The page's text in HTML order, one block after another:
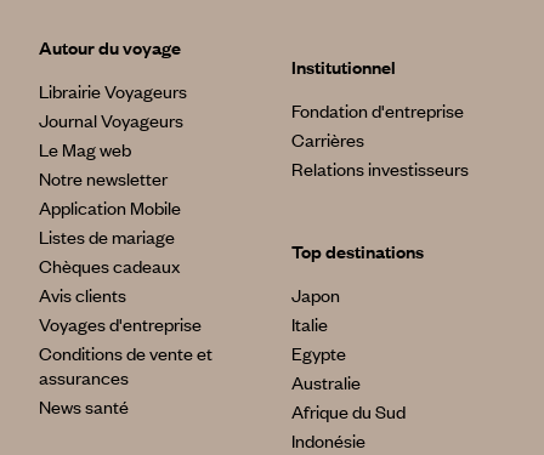
Autour du voyage
Librairie Voyageurs
Journal Voyageurs
Le Mag web
Notre newsletter
Application Mobile
Listes de mariage
Chèques cadeaux
Avis clients
Voyages d'entreprise
Conditions de vente et
assurances
News santé
Institutionnel
Fondation d'entreprise
Carrières
Relations investisseurs
Top destinations
Japon
Italie
Egypte
Australie
Afrique du Sud
Indonésie